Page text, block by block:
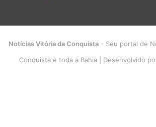
Notícias Vitória da Conquista - Seu portal de
Conquista e toda a Bahia | Desenvolvido